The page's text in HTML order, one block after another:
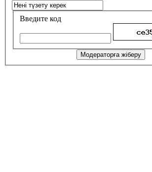
Введите код
Модераторға жіберу